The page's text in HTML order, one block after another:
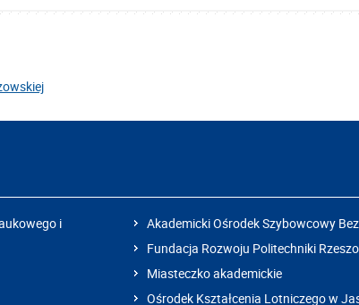
i
Akademicki Ośrodek Szybowcowy
Fundacja Rozwoju Politechniki
Miasteczko akademickie
Ośrodek Kształcenia Lotniczego w